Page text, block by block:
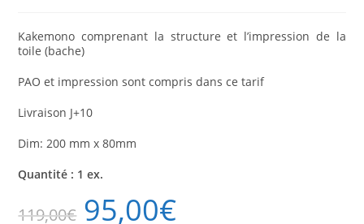
Kakemono comprenant la structure et l’impression de la
toile (bache)
PAO et impression sont compris dans ce tarif
Livraison J+10
Dim: 200 mm x 80mm
Quantité : 1 ex.
119,00€ 95,00€